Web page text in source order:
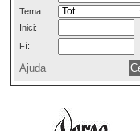
Tema:
Inici:
Fí:
Ajuda